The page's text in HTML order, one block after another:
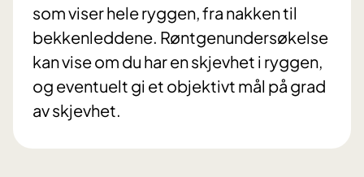
som viser hele ryggen, fra nakken til
bekkenleddene. Røntgenundersøkelse
kan vise om du har en skjevhet i ryggen,
og eventuelt gi et objektivt mål på grad
av skjevhet.